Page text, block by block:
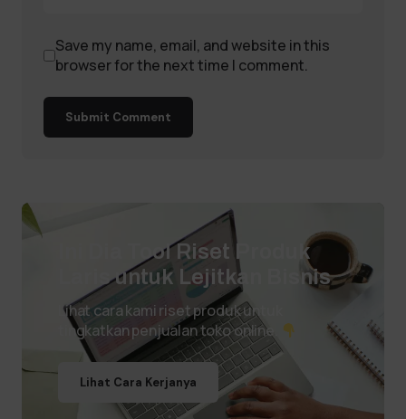
Save my name, email, and website in this
browser for the next time I comment.
Submit Comment
Ini Dia Tool Riset Produk
Laris untuk Lejitkan Bisnis
Lihat cara kami riset produk untuk
tingkatkan penjualan toko online.
Lihat Cara Kerjanya